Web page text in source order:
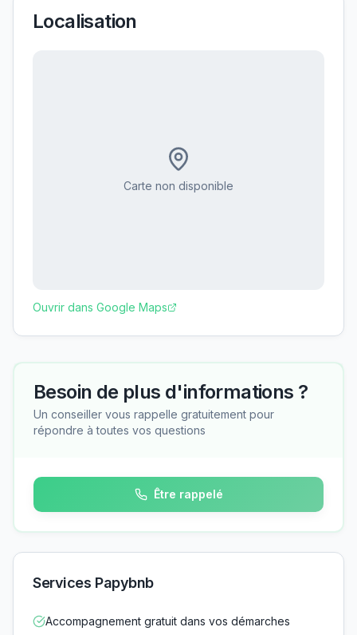
Localisation
Carte non disponible
Ouvrir dans Google Maps
Besoin de plus d'informations ?
Un conseiller vous rappelle gratuitement pour
répondre à toutes vos questions
Être rappelé
Services Papybnb
Accompagnement gratuit dans vos démarches